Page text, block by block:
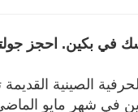
في بكين. احجز
الصينية
في شهر مايو